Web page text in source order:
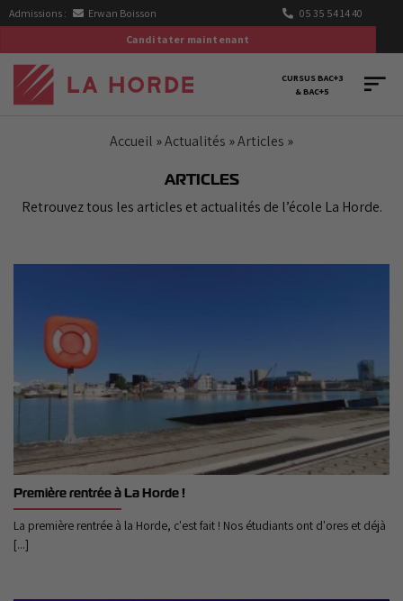
Passer
contenu
Admissions : Erwan Boisson
05 35 54 14 40
Canditater maintenant
CURSUS BAC+3
& BAC+5
Accueil »Actualités »Articles »
ARTICLES
Retrouvez tous les articles et actualités de l’école La Horde.
Première rentrée à La Horde !
La première rentrée à la Horde, c'est fait ! Nos étudiants ont d'ores et déjà
[...]